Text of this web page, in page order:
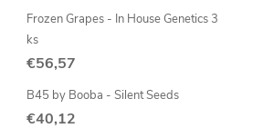
Frozen Grapes - In House Genetics 3
ks
€56,57
B45 by Booba - Silent Seeds
€40,12